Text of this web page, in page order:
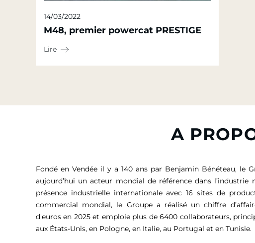
14/03/2022
M48, premier powercat PRESTIGE
Lire
A
Fondé en Vendée il y a 140 ans par Benjamin Bénéteau, le
aujourd’hui un acteur mondial de référence dans l’industrie
présence industrielle internationale avec 16 sites de
commercial mondial, le Groupe a réalisé un chiffre
d'euros en 2025 et emploie plus de 6400 collaborateurs,
aux États-Unis, en Pologne, en Italie, au Portugal et en Tunisie.